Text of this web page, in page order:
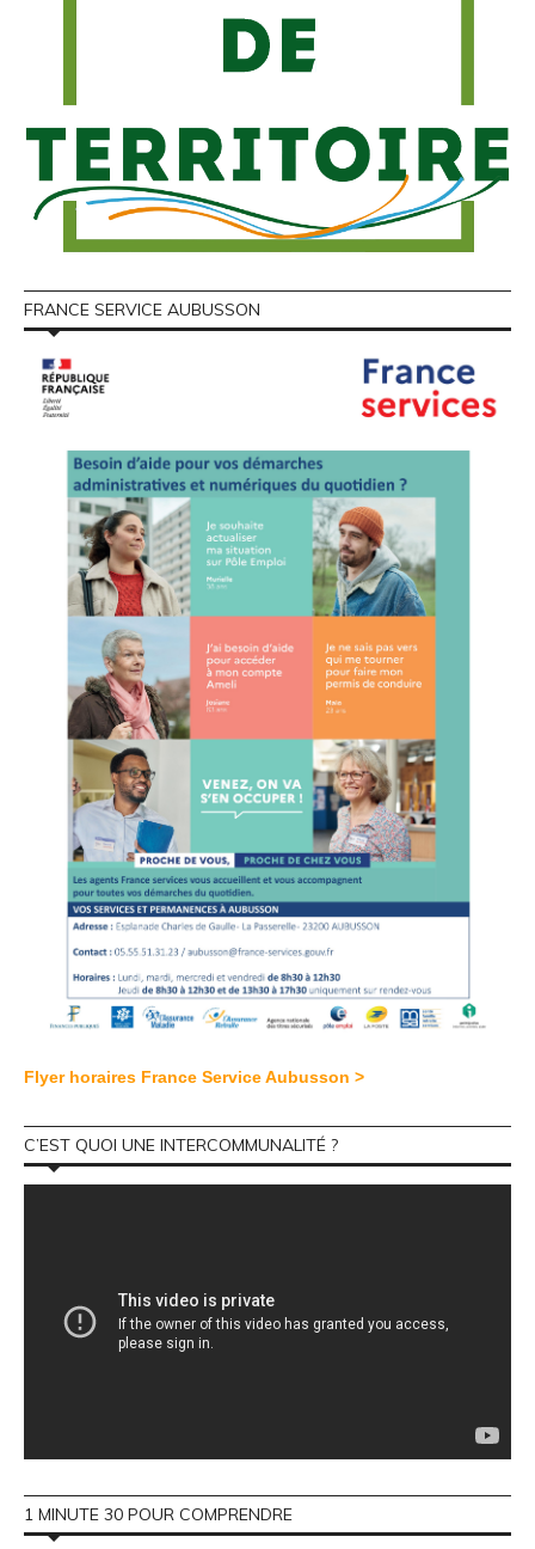
FRANCE SERVICE AUBUSSON
Flyer horaires France Service Aubusson >
C’EST QUOI UNE INTERCOMMUNALITÉ ?
1 MINUTE 30 POUR COMPRENDRE